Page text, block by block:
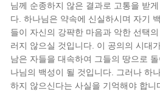
님께 순종하지 않은 결과로 고통을 받
다. 하나님은 약속에 신실하시며 자기
들이 자신의 강퍅한 마음과 악한 선택
러지 않으실 것입니다. 이 공의의 시대
남은 자들을 대속하여 그들의 땅으로
나님의 백성이 될 것입니다. 그러나 하
하지 않으신다는 사실을 기억해야 합니